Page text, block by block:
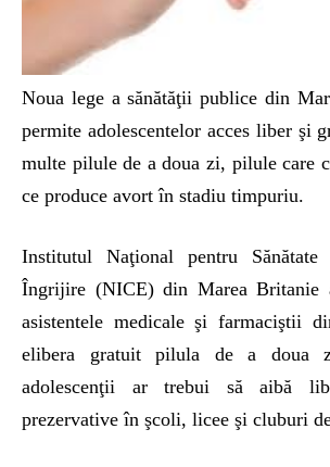
Noua lege a sănătăţii publice din
permite adolescentelor acces liber şi
multe pilule de a doua zi, pilule care
ce produce avort în stadiu timpuriu.
Institutul Naţional pentru
Îngrijire (NICE) din Marea Britanie
asistentele medicale şi farmaciştii
elibera gratuit pilula de a doua
adolescenţii ar trebui să aibă
prezervative în şcoli, licee şi cluburi